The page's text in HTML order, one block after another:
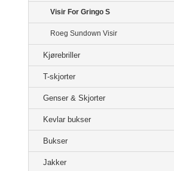
Visir For Gringo S
Roeg Sundown Visir
Kjørebriller
T-skjorter
Genser & Skjorter
Kevlar bukser
Bukser
Jakker